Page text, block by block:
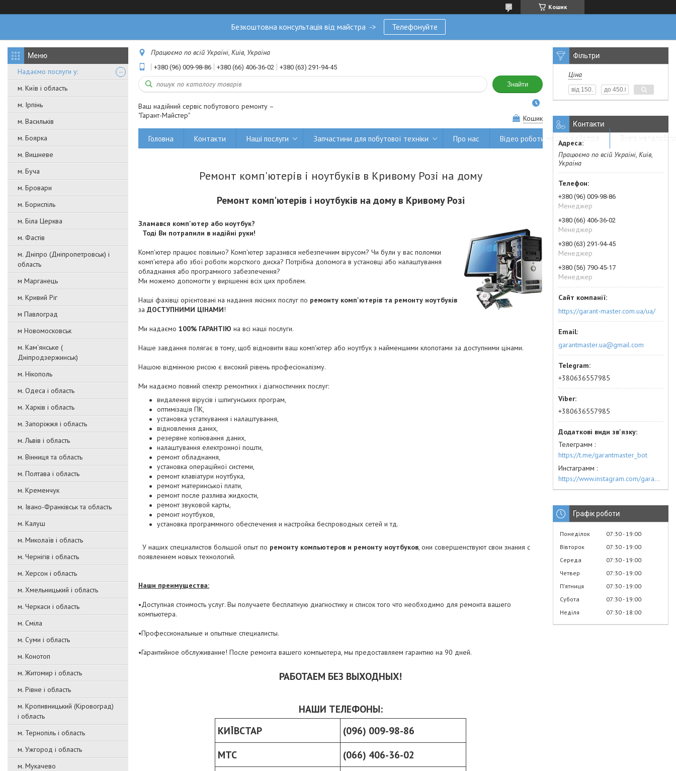
Кошик
Безкоштовна консультація від майстра -> Телефонуйте
Надаємо послуги у:
м. Київ і область
м. Ірпінь
м. Васильків
м. Боярка
м. Вишневе
м. Буча
м. Бровари
м. Бориспіль
м. Біла Церква
м. Фастів
м. Дніпро (Дніпропетровськ) і
область
м Марганець
м. Кривий Ріг
м Павлоград
м Новомосковськ
м. Кам'янське (
Дніпродзержинськ)
м. Нікополь
м. Одеса і область
м. Харків і область
м. Запоріжжя і область
м. Львів і область
м. Вінниця та область
м. Полтава і область
м. Кременчук
м. Івано-Франківськ та область
м. Калуш
м. Миколаїв і область
м. Чернігів і область
м. Херсон і область
м. Хмельницький і область
м. Черкаси і область
м. Сміла
м. Суми і область
м. Конотоп
м. Житомир і область
м. Рівне і область
м. Кропивницький (Кіровоград)
і область
м. Тернопіль і область
м. Ужгород і область
м. Мукачево
Працюємо по всій Україні, Київ, Україна
+380 (96) 009-98-86 +380 (66) 406-36-02 +380 (63) 291-94-45
Знайти
Ваш надійний сервіс побутового ремонту –
"Гарант-Майстер"
Кошик
Головна Контакти Наші послуги Запчастини для побутової техніки Про нас Відео роботи наших майстрів Вивіз
Ремонт комп'ютерів і ноутбуків в Кривому Розі на дому
Ремонт комп'ютерів і ноутбуків на дому в Кривому Розі
Зламався комп'ютер або ноутбук?
Тоді Ви потрапили в надійні руки!
Комп'ютер працює повільно? Комп'ютер заразився небезпечним вірусом? Чи були у вас поломки
комп'ютера або збої роботи жорсткого диска? Потрібна допомога в установці або налаштування
обладнання або програмного забезпечення?
Ми можемо допомогти у вирішенні всіх цих проблем.
Наші фахівці орієнтовані на надання якісних послуг по ремонту комп'ютерів та ремонту ноутбуків
за ДОСТУПНИМИ ЦІНАМИ!
Ми надаємо 100% ГАРАНТІЮ на всі наші послуги.
Наше завдання полягає в тому, щоб відновити ваш комп'ютер або ноутбук з найменшими клопотами за доступними цінами.
Нашою відмінною рисою є високий рівень професіоналізму.
Ми надаємо повний спектр ремонтних і діагностичних послуг:
видалення вірусів і шпигунських програм,
оптимізація ПК,
установка устаткування і налаштування,
відновлення даних,
резервне копіювання даних,
налаштування електронної пошти,
ремонт обладнання,
установка операційної системи,
ремонт клавіатури ноутбука,
ремонт материнської плати,
ремонт после разлива жидкости,
ремонт звуковой карты,
ремонт ноутбуков,
установка программного обеспечения и настройка беспроводных сетей и тд.
У наших специалистов большой опыт по ремонту компьютеров и ремонту ноутбуков, они совершенствуют свои знания с
появлением новых технологий.
Наши преимущества:
•Доступная стоимость услуг. Вы получаете бесплатную диагностику и список того что необходимо для ремонта вашего
компьютера.
•Профессиональные и опытные специалисты.
•Гарантийное обслуживание! После ремонта вашего компьютера, мы предоставляем гарантию на 90 дней.
РАБОТАЕМ БЕЗ ВЫХОДНЫХ!
НАШИ ТЕЛЕФОНЫ:
КИЇВСТАР
(096) 009-98-86
МТС
(066) 406-36-02
Фільтри
Ціна
Контакти
Працюємо по всій Україні, Київ,
Україна
+380 (96) 009-98-86
Менеджер
+380 (66) 406-36-02
Менеджер
+380 (63) 291-94-45
Менеджер
+380 (56) 790-45-17
Менеджер
https://garant-master.com.ua/ua/
garantmaster.ua@gmail.com
+380636557985
+380636557985
Телеграмм
https://t.me/garantmaster_bot
Инстаграмм
https://www.instagram.com/garantmaster.ua/
Графік роботи
Понеділок 07:30 19:00
Вівторок
07:30 19:00
Середа
07:30 19:00
Четвер
07:30 19:00
Пʼятниця
07:30 19:00
Субота
07:30 19:00
Неділя
07:30 18:00